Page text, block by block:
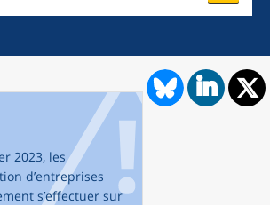
2023, les
d’entreprises
s’effectuer sur